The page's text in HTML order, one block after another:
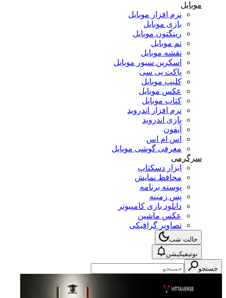
موبایل
نرم افزار موبایل
بازی موبایل
رینگتون موبایل
تم موبایل
نقشه موبایل
اسکرین سیور موبایل
پاکت پی سی
کلیپ موبایل
عکس موبایل
کتاب موبایل
نرم افزار اندروید
بازی اندروید
آیفون
اس ام اس
معرفی گوشی موبایل
سرگرمی
ابزار دسکتاپ
محافظ نمایش
پوسته برنامه
پس زمینه
دانلود بازی کامپیوتر
عکس ماشین
تصاویر گرافیکی
حالت شب
نوتیفیکیشن
جستجو